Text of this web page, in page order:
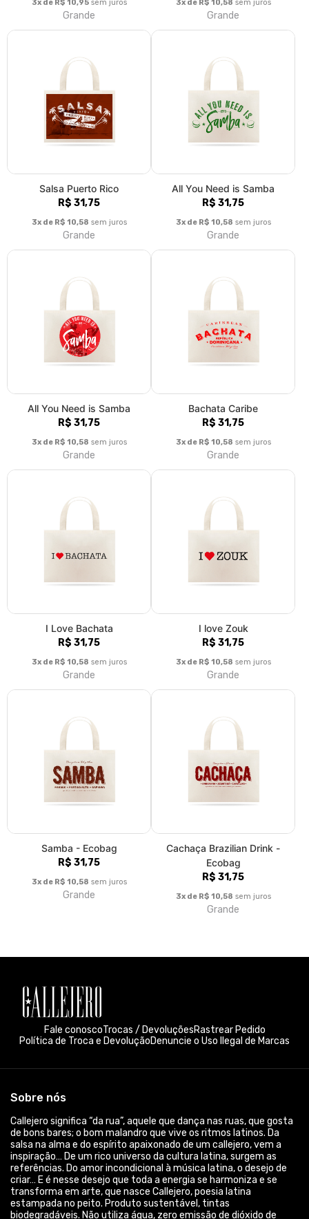
R$ 31,75
3x de R$ 10,58sem juros
Grande
Bachata Caribe
R$ 31,75
3x de R$ 10,58
Grande
I Love Bachata
R$ 31,75
3x de R$ 10,58sem juros
Grande
R$ 31,75
Grande
R$ 31,75
Grande
Ecobag
3x de R$ 10,58sem juros
Fale conosco
Rastrear Pedido
Política de Troca e Devolução
Denuncie o Uso Ilegal de Marcas
Sobre nós
salsa na alma e do espírito apaixonado de um callejero, vem a
inspiração… De um rico universo da cultura latina, surgem as
referências. Do amor incondicional à música latina, o desejo de
criar… E é nesse desejo que toda a energia se harmoniza e se
transforma em arte, que nasce Callejero, poesia latina
estampada no peito. Produto sustentável, tintas
biodegradáveis. Não utiliza água, zero emissão de dióxido de
© Dados do vendedor: CPF 157.196.848-24
Formas de pagamento
Acompanhe-nos: